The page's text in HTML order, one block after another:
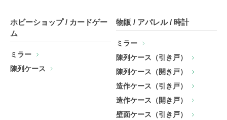
ホビーショップ / カードゲー
ム
ミラー
陳列ケース
物販 / アパレル / 時計
ミラー
陳列ケース（引き戸）
陳列ケース（開き戸）
造作ケース（引き戸）
造作ケース（開き戸）
壁面ケース（引き戸）